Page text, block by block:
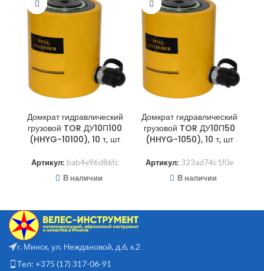
Домкрат гидравлический
грузовой TOR ДУ10П100
(HHYG-10100), 10 т, шт
Артикул: bab4e96d86fc
В наличии
Домкрат гидравлический
грузовой TOR ДУ10П50
(HHYG-1050), 10 т, шт
Артикул: 323ad74c1f0e
В наличии
г. Минск, ул. Неждановой, д.6, к.2
Тел: +375 (17) 317-06-91